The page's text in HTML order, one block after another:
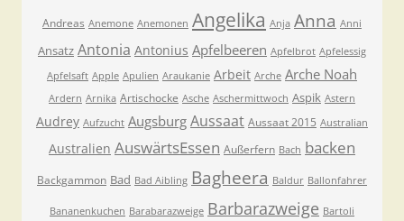
Andreas Anemone Anemonen Angelika Anja Anna Anni
Ansatz Antonia Antonius Apfelbeeren Apfelbrot Apfelessig
Apfelsaft Apple Apulien Araukanie Arbeit Arche Arche Noah
Ardern Arnika Artischocke Asche Aschermittwoch Aspik Astern
Audrey Aufzucht Augsburg Aussaat Aussaat 2015 Australian
Australien AuswärtsEssen Außerfern Bach backen
Backgammon Bad Bad Aibling Bagheera Baldur Ballonfahrer
Bananenkuchen Barabarazweige Barbarazweige Bartoli